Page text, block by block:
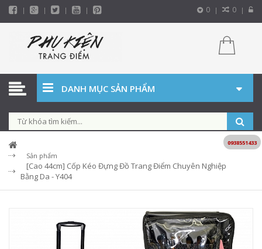
0 0
DANH MỤC SẢN PHẨM
Sản phẩm
[Cao 44cm] Cốp Kéo Đựng Đồ Trang Điểm Chuyên Nghiệp
Bằng Da - Y404
0938551433